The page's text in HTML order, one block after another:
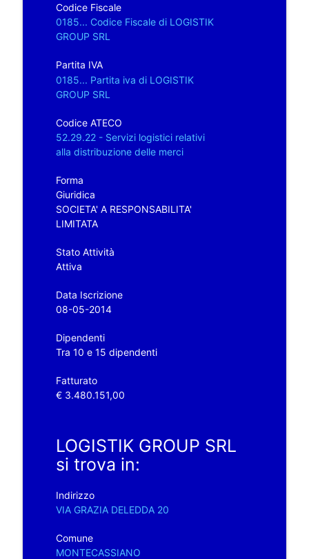
Codice Fiscale
0185... Codice Fiscale di LOGISTIK
GROUP SRL
Partita IVA
0185... Partita iva di LOGISTIK
GROUP SRL
Codice ATECO
52.29.22 - Servizi logistici relativi
alla distribuzione delle merci
Forma
Giuridica
SOCIETA' A RESPONSABILITA'
LIMITATA
Stato Attività
Attiva
Data Iscrizione
08-05-2014
Dipendenti
Tra 10 e 15 dipendenti
Fatturato
€ 3.480.151,00
LOGISTIK GROUP SRL
si trova in:
Indirizzo
VIA GRAZIA DELEDDA 20
Comune
MONTECASSIANO